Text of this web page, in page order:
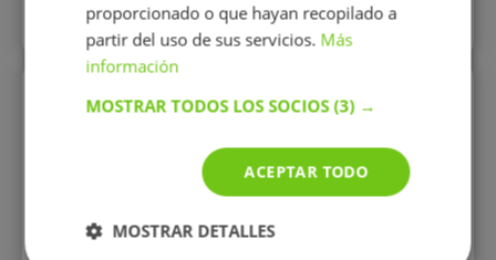
Más perfiles similares
Perfiles vistos
proporcionado o que hayan recopilado a
partir del uso de sus servicios. Más
información
MOSTRAR TODOS LOS SOCIOS(3) →
ACEPTAR TODO
MOSTRAR DETALLES